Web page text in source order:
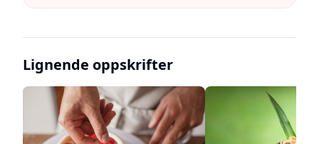
Lignende oppskrifter